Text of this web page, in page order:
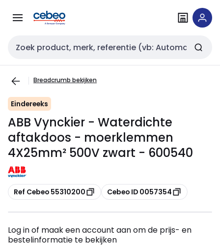
naar
naar
Zoekveld invoer
Breadcrumb bekijken
Eindereeks
ABB Vynckier - Waterdichte
aftakdoos - moerklemmen
4X25mm² 500V zwart - 600540
Kopiëren
Ref Cebeo 55310200 Kopiëren
Cebeo ID 0057354
Log in of maak een account aan om de prijs- en
bestelinformatie te bekijken